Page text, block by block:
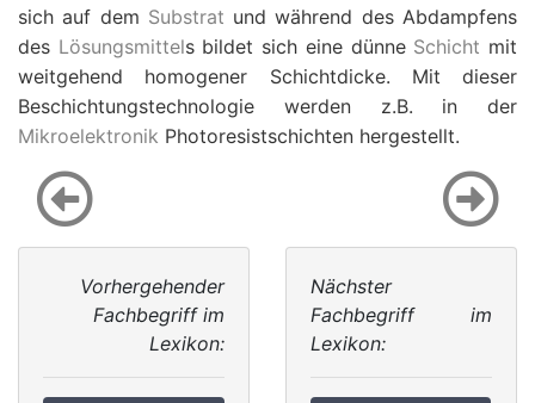
sich auf dem Substrat und während des Abdampfens
des Lösungsmittels bildet sich eine dünne Schicht mit
weitgehend homogener Schichtdicke. Mit dieser
Beschichtungstechnologie werden z.B. in der
Mikroelektronik Photoresistschichten hergestellt.
Vorhergehender
Fachbegriff im
Lexikon:
Nächster
Fachbegriff im
Lexikon: